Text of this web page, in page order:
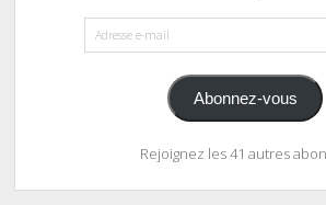
Adresse
e-
Abonnez-vous
Rejoignez les 41 autres